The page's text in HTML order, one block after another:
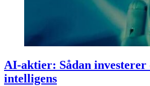
AI-aktier: Sådan investerer
intelligens